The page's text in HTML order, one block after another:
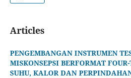
Articles
PENGEMBANGAN INSTRUMEN
MISKONSEPSI BERFORMAT
SUHU, KALOR DAN